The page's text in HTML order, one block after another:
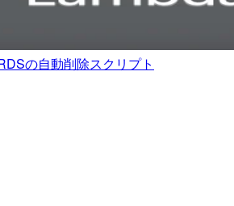
の自動削除スクリプト